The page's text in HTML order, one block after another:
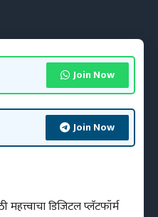
Join Now
Join Now
महत्त्वाचा डिजिटल प्लॅटफॉर्म